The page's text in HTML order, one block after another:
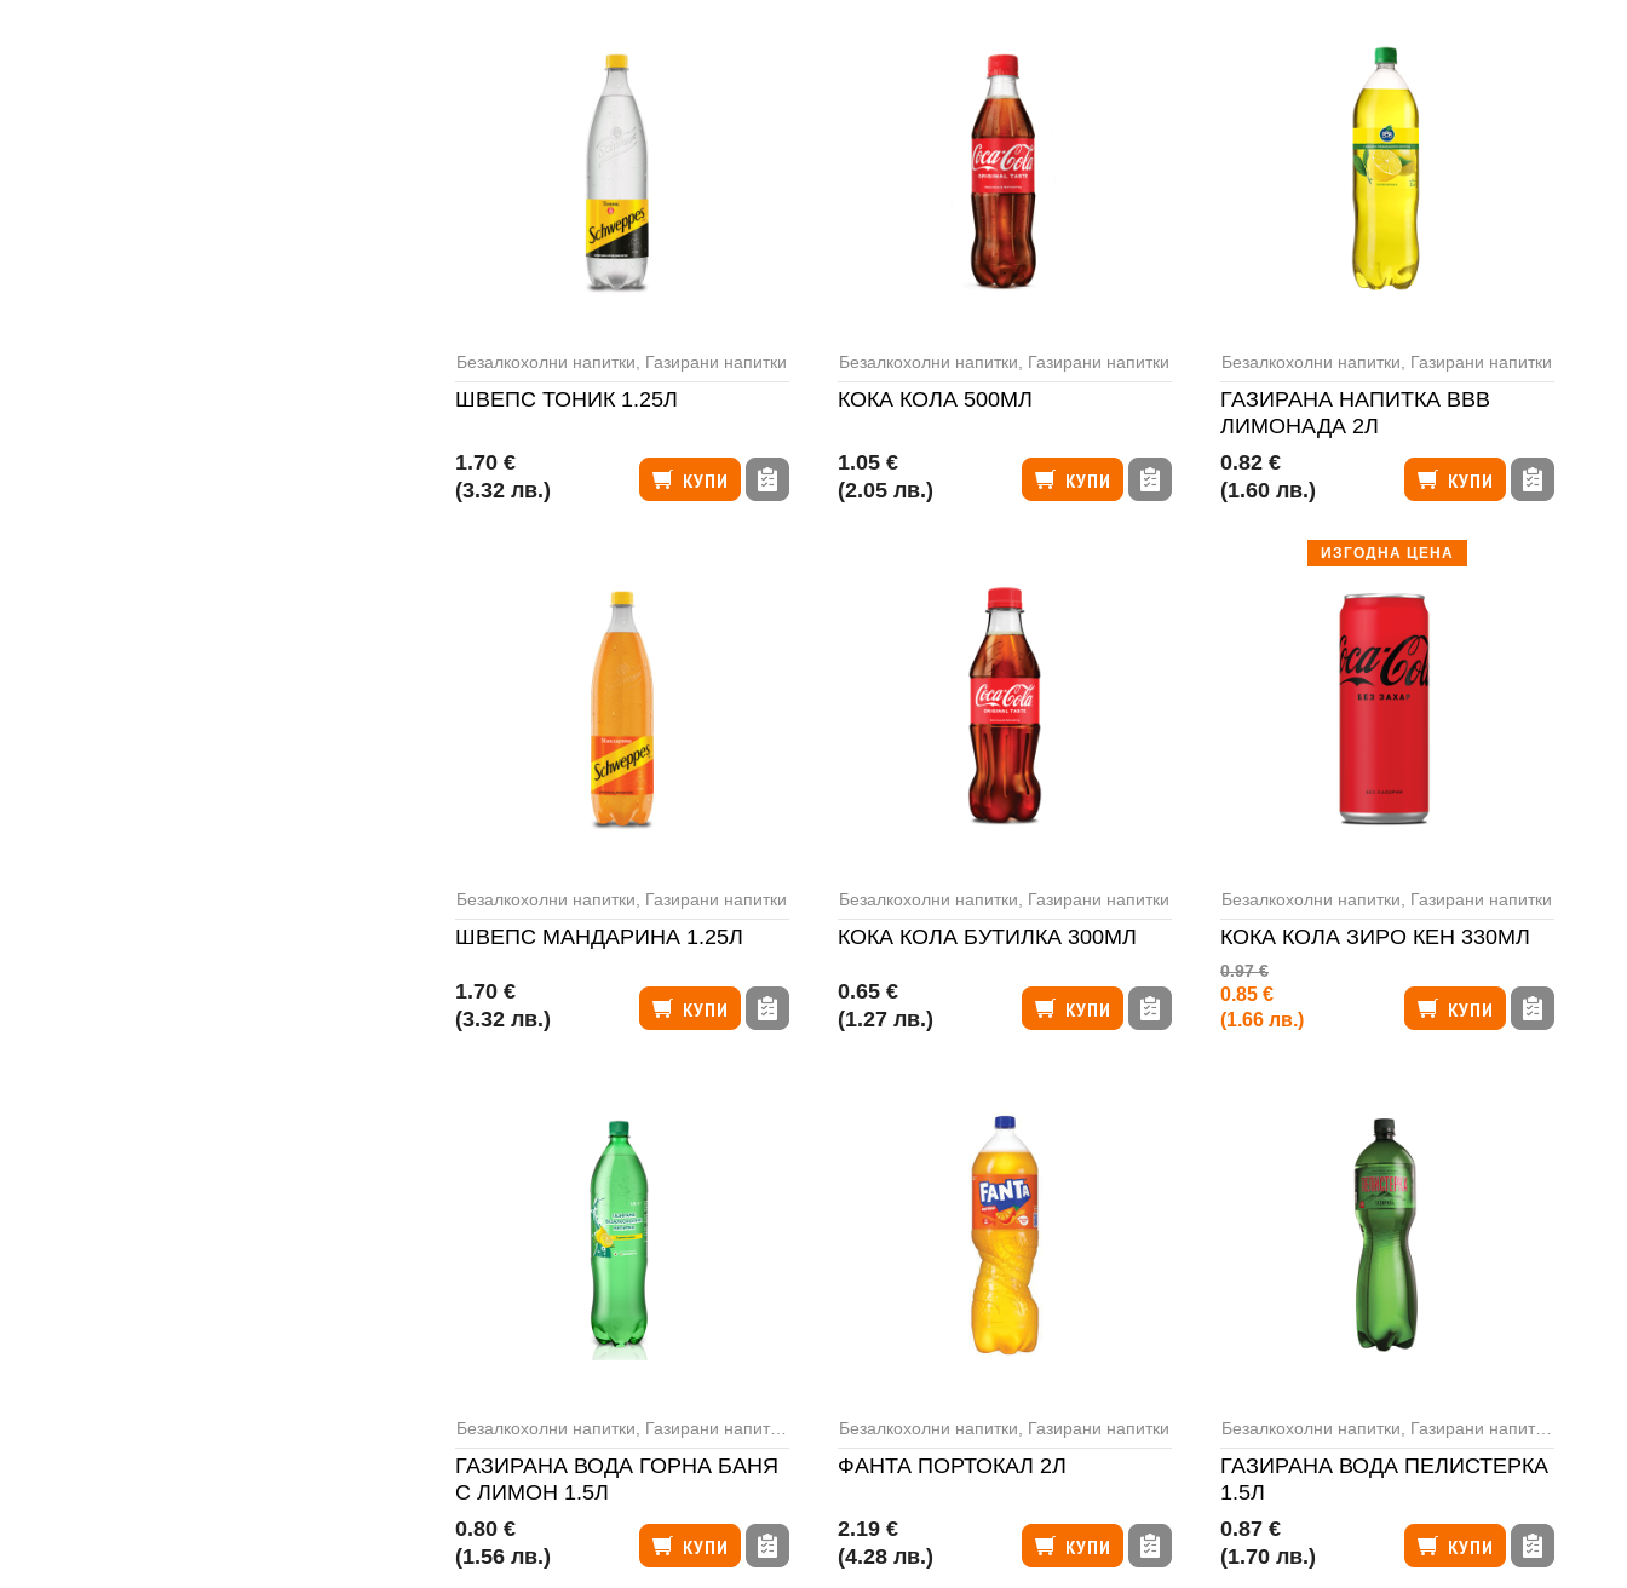
Безалкохолни напитки Газирани напитки
ШВЕПС ТОНИК 1.25Л
1.70 €
(3.32 лв.)
КУПИ
Безалкохолни напитки Газирани напитки
КОКА КОЛА 500МЛ
1.05 €
(2.05 лв.)
КУПИ
Безалкохолни напитки Газирани напитки
ГАЗИРАНА НАПИТКА ВВВ
ЛИМОНАДА 2Л
0.82 €
(1.60 лв.)
КУПИ
Безалкохолни напитки Газирани напитки
ШВЕПС МАНДАРИНА 1.25Л
1.70 €
(3.32 лв.)
КУПИ
Безалкохолни напитки Газирани напитки
КОКА КОЛА БУТИЛКА 300МЛ
0.65 €
(1.27 лв.)
КУПИ
ИЗГОДНА ЦЕНА
Безалкохолни напитки Газирани напитки
КОКА КОЛА ЗИРО КЕН 330МЛ
0.97 €
0.85 €
(1.66 лв.)
КУПИ
Безалкохолни напитки Газирани напитки Минерална вода
ГАЗИРАНА ВОДА ГОРНА БАНЯ
С ЛИМОН 1.5Л
0.80 €
(1.56 лв.)
КУПИ
Безалкохолни напитки Газирани напитки
ФАНТА ПОРТОКАЛ 2Л
2.19 €
(4.28 лв.)
КУПИ
Безалкохолни напитки Газирани напитки
ГАЗИРАНА ВОДА ПЕЛИСТЕРКА
1.5Л
0.87 €
(1.70 лв.)
КУПИ